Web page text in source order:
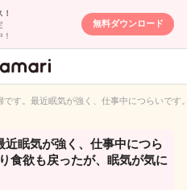
無料ダウンロード
匿名QA
です。最近眠気が強く、仕事中につらいで
近眠気が強く、仕事中につら
食欲も戻ったが、眠気が気に